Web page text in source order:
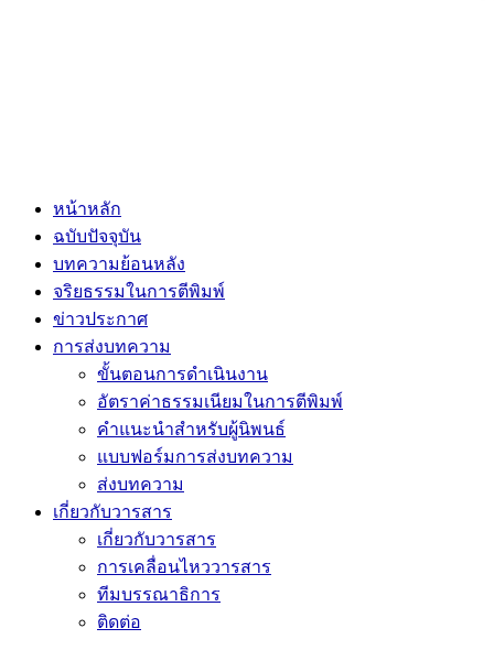
หน้าหลัก
ฉบับปัจจุบัน
บทความย้อนหลัง
จริยธรรมในการตีพิมพ์
ข่าวประกาศ
การส่งบทความ
ขั้นตอนการดำเนินงาน
อัตราค่าธรรมเนียมในการตีพิมพ์
คำแนะนำสำหรับผู้นิพนธ์
แบบฟอร์มการส่งบทความ
ส่งบทความ
เกี่ยวกับวารสาร
เกี่ยวกับวารสาร
การเคลื่อนไหววารสาร
ทีมบรรณาธิการ
ติดต่อ